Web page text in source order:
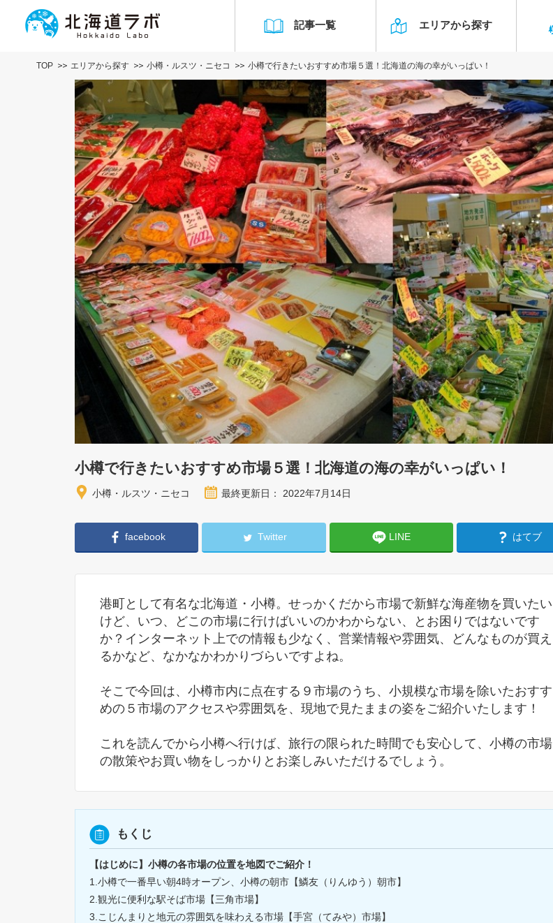
記事一覧 エリアから探す
TOP エリアから探す 小樽・ルスツ・ニセコ 小樽で行きたいおすすめ市場５選！北海道の海の幸がいっぱい！
小樽で行きたいおすすめ市場５選！北海道の海の幸がいっぱい！
小樽・ルスツ・ニセコ 最終更新日： 2022年7月14日
facebook Twitter LINE はてブ
港町として有名な北海道・小樽。せっかくだから市場で新鮮な海産物を買いたい
けど、いつ、どこの市場に行けばいいのかわからない、とお困りではないです
か？インターネット上での情報も少なく、営業情報や雰囲気、どんなものが買え
るかなど、なかなかわかりづらいですよね。
そこで今回は、小樽市内に点在する９市場のうち、小規模な市場を除いたおすす
めの５市場のアクセスや雰囲気を、現地で見たままの姿をご紹介いたします！
これを読んでから小樽へ行けば、旅行の限られた時間でも安心して、小樽の市場
の散策やお買い物をしっかりとお楽しみいただけるでしょう。
もくじ
【はじめに】小樽の各市場の位置を地図でご紹介！
1.小樽で一番早い朝4時オープン、小樽の朝市【鱗友（りんゆう）朝市】
2.観光に便利な駅そば市場【三角市場】
3.こじんまりと地元の雰囲気を味わえる市場【手宮（てみや）市場】